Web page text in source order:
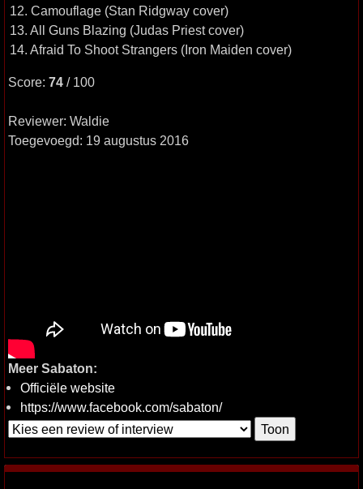
12. Camouflage (Stan Ridgway cover)
13. All Guns Blazing (Judas Priest cover)
14. Afraid To Shoot Strangers (Iron Maiden cover)
Score: 74 / 100
Reviewer: Waldie
Toegevoegd: 19 augustus 2016
Meer Sabaton:
Officiële website
https://www.facebook.com/sabaton/